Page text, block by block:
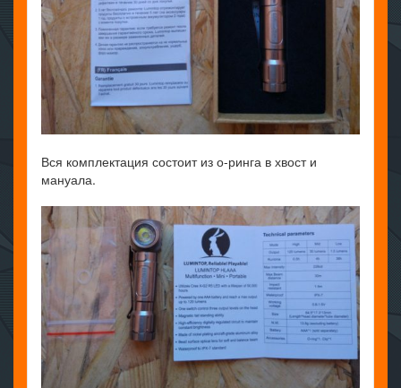
Вся комплектация состоит из о-ринга в хвост и
мануала.